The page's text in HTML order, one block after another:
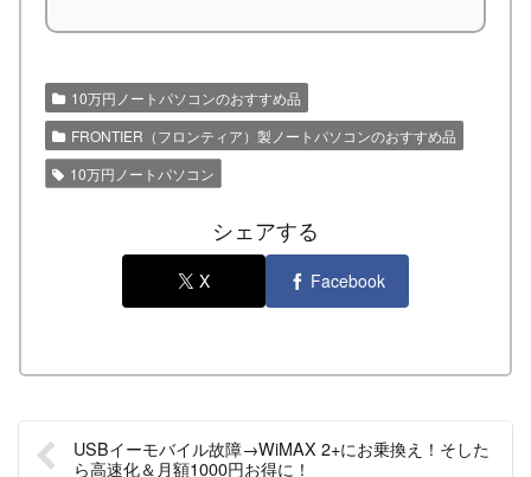
10万円ノートパソコンのおすすめ品
FRONTIER（フロンティア）製ノートパソコンのおすすめ品
10万円ノートパソコン
シェアする
X Facebook
USBイーモバイル故障→WiMAX 2+にお乗換え！そした
ら高速化＆月額1000円お得に！